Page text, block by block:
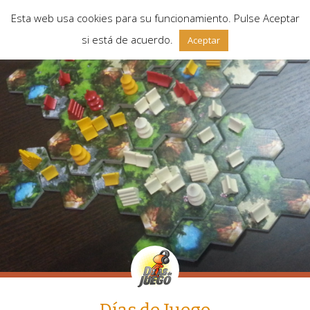
Esta web usa cookies para su funcionamiento. Pulse Aceptar
si está de acuerdo.
Aceptar